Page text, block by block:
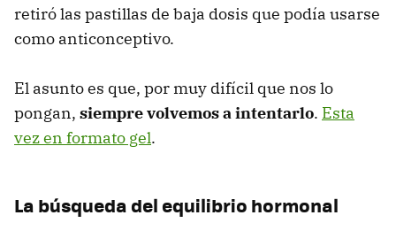
retiró las pastillas de baja dosis que podía usarse
como anticonceptivo.
El asunto es que, por muy difícil que nos lo
pongan, siempre volvemos a intentarlo. Esta
vez en formato gel.
La búsqueda del equilibrio hormonal